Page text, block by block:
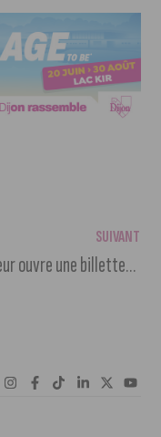
SUIVANT
La Vapeur ouvre une billetterie solidaire pour les plus précaires